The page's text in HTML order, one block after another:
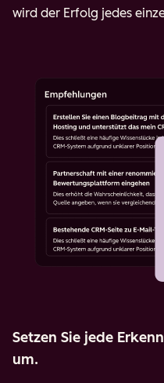
wird der Erfolg jedes
Setzen Sie jede
um.